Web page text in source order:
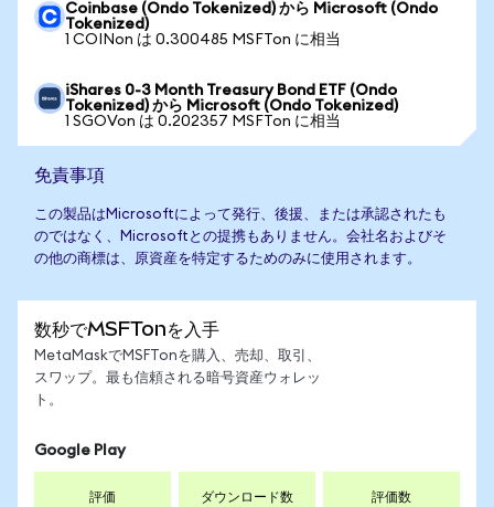
Coinbase (Ondo Tokenized) から Microsoft (Ondo
Tokenized)
1 COINon は 0.300485 MSFTon に相当
iShares 0-3 Month Treasury Bond ETF (Ondo
Tokenized) から Microsoft (Ondo Tokenized)
1 SGOVon は 0.202357 MSFTon に相当
免責事項
この製品はMicrosoftによって発行、後援、または承認されたも
のではなく、Microsoftとの提携もありません。会社名およびそ
の他の商標は、原資産を特定するためのみに使用されます。
数秒でMSFTonを入手
MetaMaskでMSFTonを購入、売却、取引、
スワップ。最も信頼される暗号資産ウォレッ
ト。
Google Play
評価 ダウンロード数 評価数